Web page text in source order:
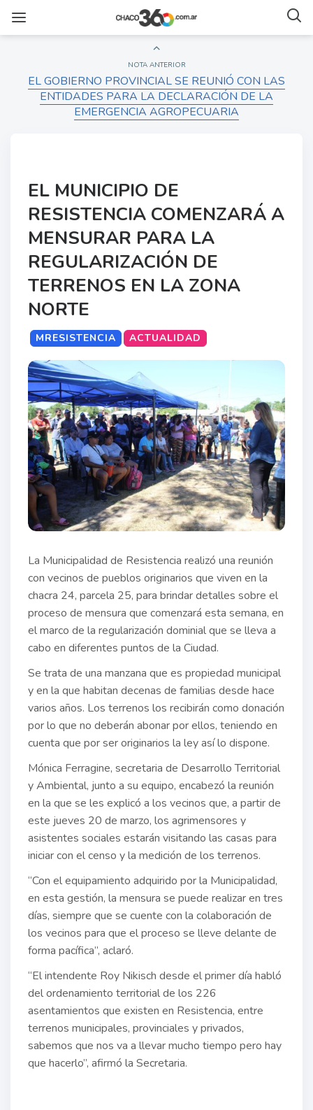
NOTA ANTERIOR
EL GOBIERNO PROVINCIAL SE REUNIÓ CON LAS
ENTIDADES PARA LA DECLARACIÓN DE LA
EMERGENCIA AGROPECUARIA
EL MUNICIPIO DE
RESISTENCIA COMENZARÁ A
MENSURAR PARA LA
REGULARIZACIÓN DE
TERRENOS EN LA ZONA
NORTE
MRESISTENCIA ACTUALIDAD
La Municipalidad de Resistencia realizó una reunión
con vecinos de pueblos originarios que viven en la
chacra 24, parcela 25, para brindar detalles sobre el
proceso de mensura que comenzará esta semana, en
el marco de la regularización dominial que se lleva a
cabo en diferentes puntos de la Ciudad.
Se trata de una manzana que es propiedad municipal
y en la que habitan decenas de familias desde hace
varios años. Los terrenos los recibirán como donación
por lo que no deberán abonar por ellos, teniendo en
cuenta que por ser originarios la ley así lo dispone.
Mónica Ferragine, secretaria de Desarrollo Territorial
y Ambiental, junto a su equipo, encabezó la reunión
en la que se les explicó a los vecinos que, a partir de
este jueves 20 de marzo, los agrimensores y
asistentes sociales estarán visitando las casas para
iniciar con el censo y la medición de los terrenos.
“Con el equipamiento adquirido por la Municipalidad,
en esta gestión, la mensura se puede realizar en tres
días, siempre que se cuente con la colaboración de
los vecinos para que el proceso se lleve delante de
forma pacífica”, aclaró.
“El intendente Roy Nikisch desde el primer día habló
del ordenamiento territorial de los 226
asentamientos que existen en Resistencia, entre
terrenos municipales, provinciales y privados,
sabemos que nos va a llevar mucho tiempo pero hay
que hacerlo”, afirmó la Secretaria.